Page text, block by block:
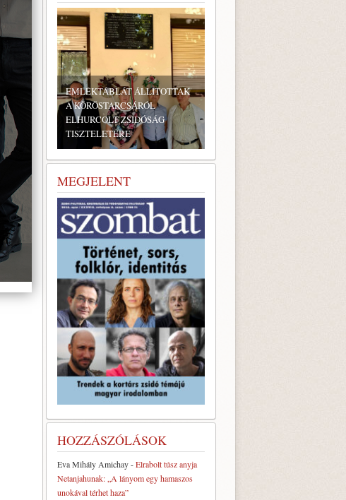
EMLÉKTÁBLÁT ÁLLÍTOTTAK
A KÖRÖSTARCSÁRÓL
ELHURCOLT ZSIDÓSÁG
TISZTELETÉRE
MEGJELENT
HOZZÁSZÓLÁSOK
Eva Mihály Amichay-Elrabolt túsz anyja
Netanjahunak: „A lányom egy hamaszos
unokával térhet haza”